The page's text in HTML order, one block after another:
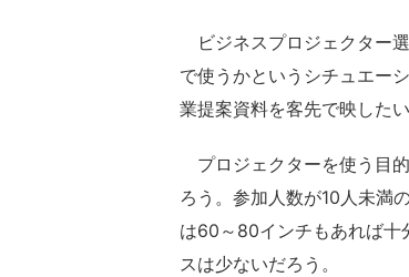
ビジネスプロジェクター
で使うかというシチュエー
業提案資料を客先で映した
プロジェクターを使う目
ろう。参加人数が10人未満
は60～80インチもあれば十
スは少ないだろう。